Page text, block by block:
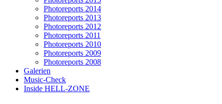
Photoreports 2014
Photoreports 2013
Photoreports 2012
Photoreports 2011
Photoreports 2010
Photoreports 2009
Photoreports 2008
Galerien
Music-Check
Inside HELL-ZONE